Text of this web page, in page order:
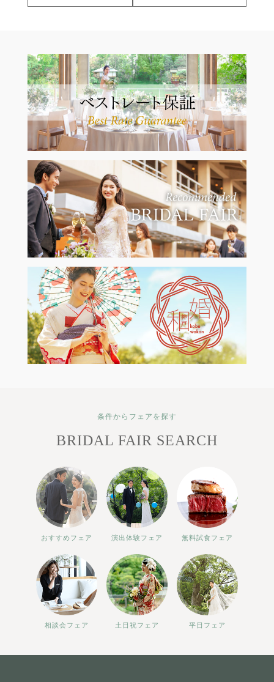
条件からフェアを探す
BRIDAL FAIR SEARCH
おすすめフェア 演出体験フェア 無料試食フェア
相談会フェア 土日祝フェア 平日フェア